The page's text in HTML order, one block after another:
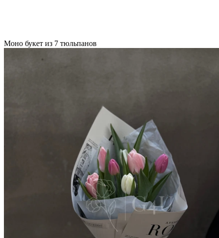
Моно букет из 7 тюльпанов